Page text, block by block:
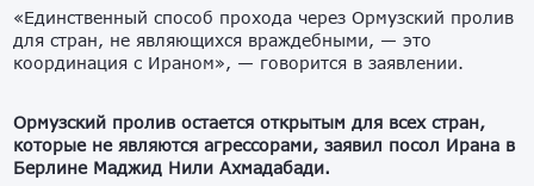
«Единственный способ прохода через Ормузский пролив
для стран, не являющихся враждебными, — это
координация с Ираном», — говорится в заявлении.
Ормузский пролив остается открытым для всех стран,
которые не являются агрессорами, заявил посол Ирана в
Берлине Маджид Нили Ахмадабади.